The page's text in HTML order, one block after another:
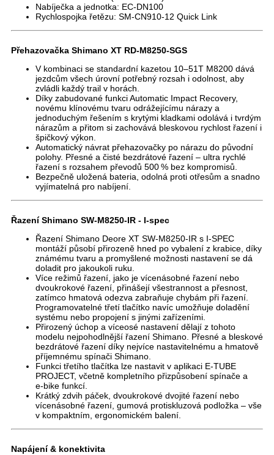
Nabíječka a jednotka: EC-DN100
Rychlospojka řetězu: SM-CN910-12 Quick Link
Přehazovačka Shimano XT RD-M8250-SGS
V kombinaci se standardní kazetou 10–51T M8200 dává
jezdcům všech úrovní potřebný rozsah i odolnost, aby
zvládli každý trail v horách.
Díky zabudované funkci Automatic Impact Recovery,
novému klínovému tvaru odrážejícímu nárazy a
jednoduchým řešením s krytými kladkami odolává i tvrdým
nárazům a přitom si zachovává bleskovou rychlost řazení i
špičkový výkon.
Automatický návrat přehazovačky po nárazu do původní
polohy. Přesné a čisté bezdrátové řazení – ultra rychlé
řazení s rozsahem převodů 500 % bez kompromisů.
Bezpečně uložená bateria, odolná proti otřesům a snadno
vyjímatelná pro nabíjení.
Řazení Shimano SW-M8250-IR - I-spec
Řazení Shimano Deore XT SW-M8250-IR s I-SPEC
montáží působí přirozeně hned po vybalení z krabice, díky
známému tvaru a promyšlené možnosti nastavení se dá
doladit pro jakoukoli ruku.
Více režimů řazení, jako je vícenásobné řazení nebo
dvoukrokové řazení, přinášejí všestrannost a přesnost,
zatímco hmatová odezva zabraňuje chybám při řazení.
Programovatelné třetí tlačítko navíc umožňuje doladění
systému nebo propojení s jinými zařízeními.
Přirozený úchop a víceosé nastavení dělají z tohoto
modelu nejpohodlnější řazení Shimano. Přesné a bleskové
bezdrátové řazení díky nejvíce nastavitelnému a hmatově
příjemnému spínači Shimano.
Funkci třetího tlačítka lze nastavit v aplikaci E‑TUBE
PROJECT, včetně kompletního přizpůsobení spínače a
e‑bike funkcí.
Krátký zdvih páček, dvoukrokové dvojité řazení nebo
vícenásobné řazení, gumová protiskluzová podložka – vše
v kompaktním, ergonomickém balení.
Napájení & konektivita